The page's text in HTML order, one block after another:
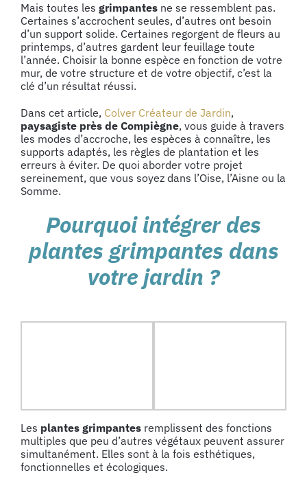
Mais toutes les grimpantes ne se ressemblent pas.
Certaines s’accrochent seules, d’autres ont besoin
d’un support solide. Certaines regorgent de fleurs au
printemps, d’autres gardent leur feuillage toute
l’année. Choisir la bonne espèce en fonction de votre
mur, de votre structure et de votre objectif, c’est la
clé d’un résultat réussi.
Dans cet article, Colver Créateur de Jardin,
paysagiste près de Compiègne, vous guide à travers
les modes d’accroche, les espèces à connaître, les
supports adaptés, les règles de plantation et les
erreurs à éviter. De quoi aborder votre projet
sereinement, que vous soyez dans l’Oise, l’Aisne ou la
Somme.
Pourquoi intégrer des
plantes grimpantes dans
votre jardin ?
Les plantes grimpantes remplissent des fonctions
multiples que peu d’autres végétaux peuvent assurer
simultanément. Elles sont à la fois esthétiques,
fonctionnelles et écologiques.